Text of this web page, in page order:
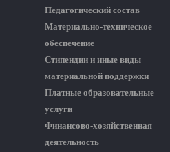
Педагогический состав
Материально-техническое
обеспечение
Стипендии и иные виды
материальной поддержки
Платные образовательные
услуги
Финансово-хозяйственная
деятельность